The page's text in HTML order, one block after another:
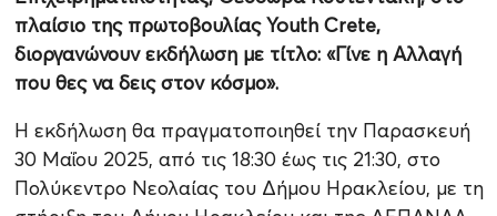
πλαίσιο της πρωτοβουλίας Youth Crete,
διοργανώνουν εκδήλωση με τίτλο: «Γίνε η Αλλαγή
που θες να δεις στον κόσμο».
Η εκδήλωση θα πραγματοποιηθεί την Παρασκευή
30 Μαΐου 2025, από τις 18:30 έως τις 21:30, στο
Πολύκεντρο Νεολαίας του Δήμου Ηρακλείου, με τη